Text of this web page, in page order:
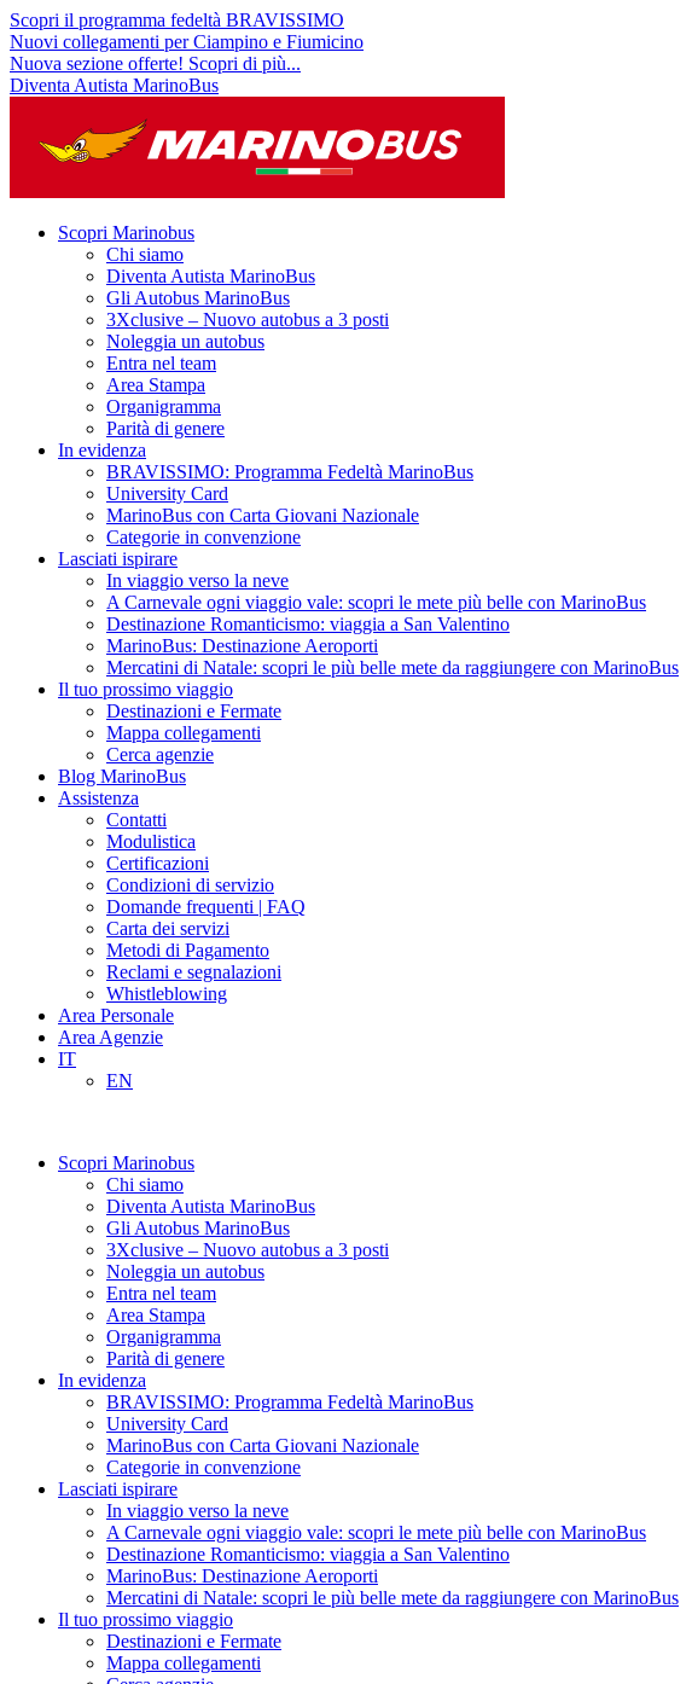
Scopri il programma fedeltà BRAVISSIMO
Nuovi collegamenti per Ciampino e Fiumicino
Nuova sezione offerte! Scopri di più...
Diventa Autista MarinoBus
Scopri Marinobus
Chi siamo
Diventa Autista MarinoBus
Gli Autobus MarinoBus
3Xclusive – Nuovo autobus a 3 posti
Noleggia un autobus
Entra nel team
Area Stampa
Organigramma
Parità di genere
In evidenza
BRAVISSIMO: Programma Fedeltà MarinoBus
University Card
MarinoBus con Carta Giovani Nazionale
Categorie in convenzione
Lasciati ispirare
In viaggio verso la neve
A Carnevale ogni viaggio vale: scopri le mete più belle con MarinoBus
Destinazione Romanticismo: viaggia a San Valentino
MarinoBus: Destinazione Aeroporti
Mercatini di Natale: scopri le più belle mete da raggiungere con MarinoBus
Il tuo prossimo viaggio
Destinazioni e Fermate
Mappa collegamenti
Cerca agenzie
Blog MarinoBus
Assistenza
Contatti
Modulistica
Certificazioni
Condizioni di servizio
Domande frequenti | FAQ
Carta dei servizi
Metodi di Pagamento
Reclami e segnalazioni
Whistleblowing
Area Personale
Area Agenzie
IT
EN
Scopri Marinobus
Chi siamo
Diventa Autista MarinoBus
Gli Autobus MarinoBus
3Xclusive – Nuovo autobus a 3 posti
Noleggia un autobus
Entra nel team
Area Stampa
Organigramma
Parità di genere
In evidenza
BRAVISSIMO: Programma Fedeltà MarinoBus
University Card
MarinoBus con Carta Giovani Nazionale
Categorie in convenzione
Lasciati ispirare
In viaggio verso la neve
A Carnevale ogni viaggio vale: scopri le mete più belle con MarinoBus
Destinazione Romanticismo: viaggia a San Valentino
MarinoBus: Destinazione Aeroporti
Mercatini di Natale: scopri le più belle mete da raggiungere con MarinoBus
Il tuo prossimo viaggio
Destinazioni e Fermate
Mappa collegamenti